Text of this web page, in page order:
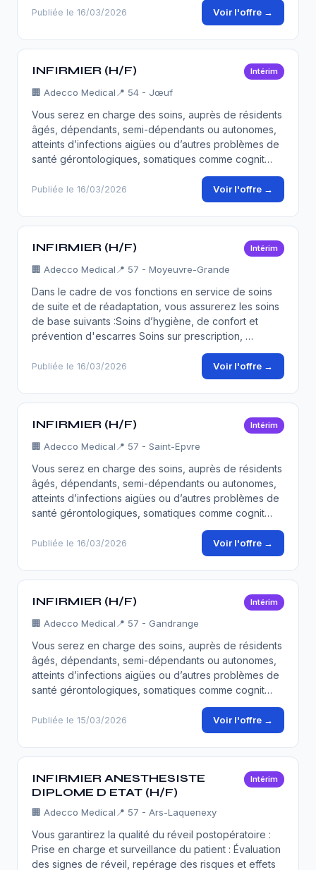
Publiée le 16/03/2026 Voir l'offre →
INFIRMIER (H/F) Intérim
🏢 Adecco Medical 📍 54 - Jœuf
Vous serez en charge des soins, auprès de résidents
âgés, dépendants, semi-dépendants ou autonomes,
atteints d’infections aigües ou d’autres problèmes de
santé gérontologiques, somatiques comme cognit…
Publiée le 16/03/2026 Voir l'offre →
INFIRMIER (H/F) Intérim
🏢 Adecco Medical 📍 57 - Moyeuvre-Grande
Dans le cadre de vos fonctions en service de soins
de suite et de réadaptation, vous assurerez les soins
de base suivants :Soins d’hygiène, de confort et
prévention d'escarres Soins sur prescription, …
Publiée le 16/03/2026 Voir l'offre →
INFIRMIER (H/F) Intérim
🏢 Adecco Medical 📍 57 - Saint-Epvre
Vous serez en charge des soins, auprès de résidents
âgés, dépendants, semi-dépendants ou autonomes,
atteints d’infections aigües ou d’autres problèmes de
santé gérontologiques, somatiques comme cognit…
Publiée le 16/03/2026 Voir l'offre →
INFIRMIER (H/F) Intérim
🏢 Adecco Medical 📍 57 - Gandrange
Vous serez en charge des soins, auprès de résidents
âgés, dépendants, semi-dépendants ou autonomes,
atteints d’infections aigües ou d’autres problèmes de
santé gérontologiques, somatiques comme cognit…
Publiée le 15/03/2026 Voir l'offre →
INFIRMIER ANESTHESISTE
DIPLOME D ETAT (H/F)
Intérim
🏢 Adecco Medical 📍 57 - Ars-Laquenexy
Vous garantirez la qualité du réveil postopératoire :
Prise en charge et surveillance du patient : Évaluation
des signes de réveil, repérage des risques et effets